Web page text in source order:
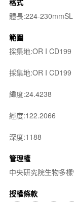
格式
體長:224-230mmSL
範圍
採集地:OR I CD199
採集地:OR I CD199
緯度:24.4238
經度:122.2066
深度:1188
管理權
中央研究院生物多
授權條款